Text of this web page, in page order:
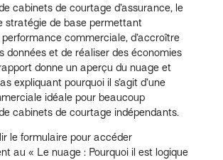
cabinets de courtage d’assurance, le
stratégie de base permettant
performance commerciale, d’accroître
données et de réaliser des économies
donne un aperçu du nuage et
expliquant pourquoi il s’agit d’une
idéale pour beaucoup
cabinets de courtage indépendants.
le formulaire pour accéder
au « Le nuage : Pourquoi il est logique